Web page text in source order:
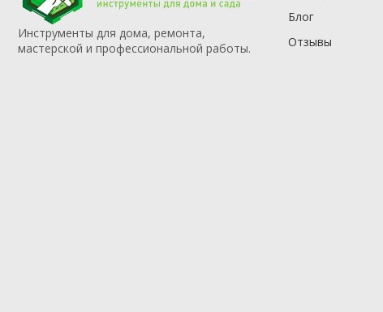
Инструменты для дома, ремонта,
мастерской и профессиональной работы.
Блог
Отзывы